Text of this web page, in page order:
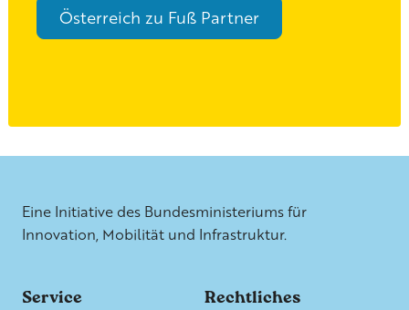
Österreich zu Fuß Partner
Eine Initiative des Bundesministeriums für
Innovation, Mobilität und Infrastruktur.
Service
Rechtliches